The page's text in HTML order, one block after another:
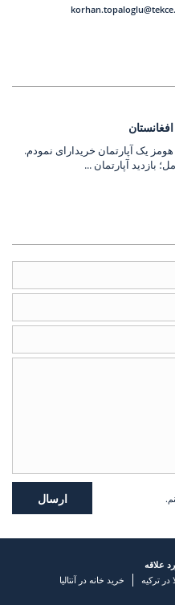
هومز یک آپارتمان خریدارای نمودم.
بازدید آپارتمان ...
علاقه
در ترکیه خرید خانه در آنتالیا